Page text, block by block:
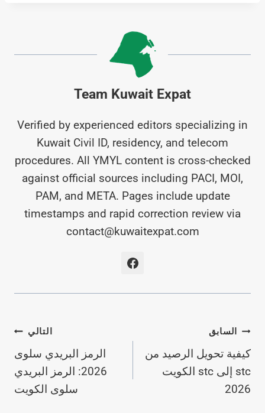
Team Kuwait Expat
Verified by experienced editors specializing in
Kuwait Civil ID, residency, and telecom
procedures. All YMYL content is cross-checked
against official sources including PACI, MOI,
PAM, and META. Pages include update
timestamps and rapid correction review via
contact@kuwaitexpat.com
تصفّح
المقالات
السابق
كيفية تحويل الرصيد من
stc إلى stc الكويت
2026
التالي
الرمز البريدي سلوى
2026: الرمز البريدي
سلوى الكويت